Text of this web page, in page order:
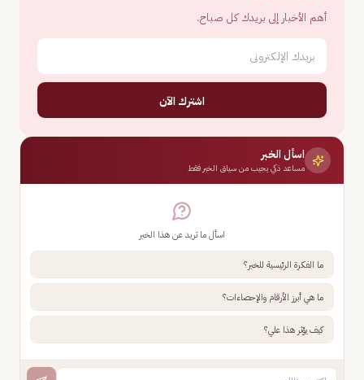
أهم الأخبار إلى بريدك كل صباح.
اشترك الآن
اسأل الخبر
مساعد ذكي يجيب من سياق الخبر فقط
اسأل ما تريد عن هذا الخبر
ما الفكرة الرئيسية للخبر؟
ما هي أبرز الأرقام والإحصاءات؟
كيف يؤثر هذا علي؟